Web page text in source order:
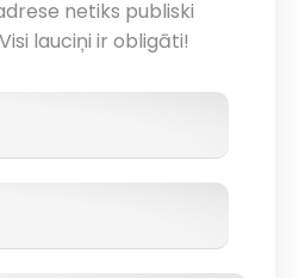
netiks publiski
lauciņi ir obligāti!